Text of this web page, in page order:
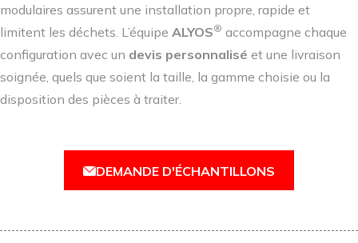
modulaires assurent une installation propre, rapide et
limitent les déchets. L’équipe ALYOS® accompagne chaque
configuration avec un devis personnalisé et une livraison
soignée, quels que soient la taille, la gamme choisie ou la
disposition des pièces à traiter.
DEMANDE D'ÉCHANTILLONS